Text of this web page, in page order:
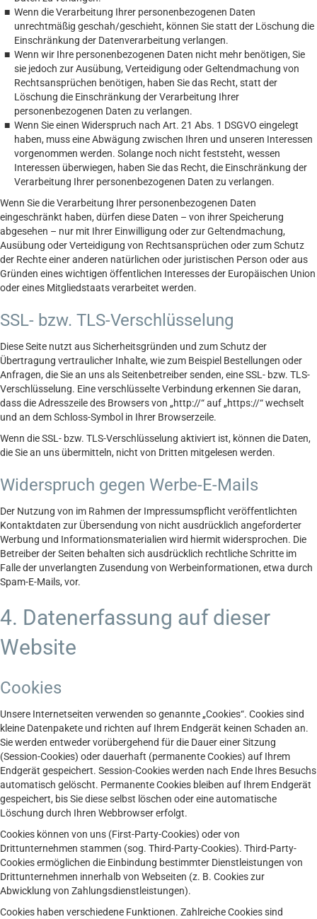
Wenn die Verarbeitung Ihrer personenbezogenen Daten
unrechtmäßig geschah/geschieht, können Sie statt der Löschung die
Einschränkung der Datenverarbeitung verlangen.
Wenn wir Ihre personenbezogenen Daten nicht mehr benötigen, Sie
sie jedoch zur Ausübung, Verteidigung oder Geltendmachung von
Rechtsansprüchen benötigen, haben Sie das Recht, statt der
Löschung die Einschränkung der Verarbeitung Ihrer
personenbezogenen Daten zu verlangen.
Wenn Sie einen Widerspruch nach Art. 21 Abs. 1 DSGVO eingelegt
haben, muss eine Abwägung zwischen Ihren und unseren Interessen
vorgenommen werden. Solange noch nicht feststeht, wessen
Interessen überwiegen, haben Sie das Recht, die Einschränkung der
Verarbeitung Ihrer personenbezogenen Daten zu verlangen.
Wenn Sie die Verarbeitung Ihrer personenbezogenen Daten
eingeschränkt haben, dürfen diese Daten – von ihrer Speicherung
abgesehen – nur mit Ihrer Einwilligung oder zur Geltendmachung,
Ausübung oder Verteidigung von Rechtsansprüchen oder zum Schutz
der Rechte einer anderen natürlichen oder juristischen Person oder aus
Gründen eines wichtigen öffentlichen Interesses der Europäischen Union
oder eines Mitgliedstaats verarbeitet werden.
SSL- bzw. TLS-Verschlüsselung
Diese Seite nutzt aus Sicherheitsgründen und zum Schutz der
Übertragung vertraulicher Inhalte, wie zum Beispiel Bestellungen oder
Anfragen, die Sie an uns als Seitenbetreiber senden, eine SSL- bzw. TLS-
Verschlüsselung. Eine verschlüsselte Verbindung erkennen Sie daran,
dass die Adresszeile des Browsers von „http://“ auf „https://“ wechselt
und an dem Schloss-Symbol in Ihrer Browserzeile.
Wenn die SSL- bzw. TLS-Verschlüsselung aktiviert ist, können die Daten,
die Sie an uns übermitteln, nicht von Dritten mitgelesen werden.
Widerspruch gegen Werbe-E-Mails
Der Nutzung von im Rahmen der Impressumspflicht veröffentlichten
Kontaktdaten zur Übersendung von nicht ausdrücklich angeforderter
Werbung und Informationsmaterialien wird hiermit widersprochen. Die
Betreiber der Seiten behalten sich ausdrücklich rechtliche Schritte im
Falle der unverlangten Zusendung von Werbeinformationen, etwa durch
Spam-E-Mails, vor.
4. Datenerfassung auf dieser
Website
Cookies
Unsere Internetseiten verwenden so genannte „Cookies“. Cookies sind
kleine Datenpakete und richten auf Ihrem Endgerät keinen Schaden an.
Sie werden entweder vorübergehend für die Dauer einer Sitzung
(Session-Cookies) oder dauerhaft (permanente Cookies) auf Ihrem
Endgerät gespeichert. Session-Cookies werden nach Ende Ihres Besuchs
automatisch gelöscht. Permanente Cookies bleiben auf Ihrem Endgerät
gespeichert, bis Sie diese selbst löschen oder eine automatische
Löschung durch Ihren Webbrowser erfolgt.
Cookies können von uns (First-Party-Cookies) oder von
Drittunternehmen stammen (sog. Third-Party-Cookies). Third-Party-
Cookies ermöglichen die Einbindung bestimmter Dienstleistungen von
Drittunternehmen innerhalb von Webseiten (z. B. Cookies zur
Abwicklung von Zahlungsdienstleistungen).
Cookies haben verschiedene Funktionen. Zahlreiche Cookies sind